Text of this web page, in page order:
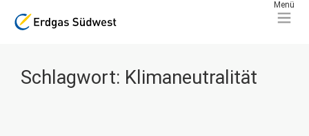
Schlagwort: Klimaneutralität